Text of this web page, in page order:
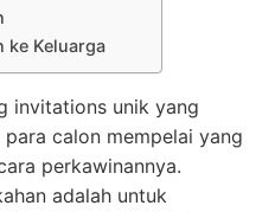
ke Keluarga
invitations unik yang
calon mempelai yang
perkawinannya.
adalah untuk